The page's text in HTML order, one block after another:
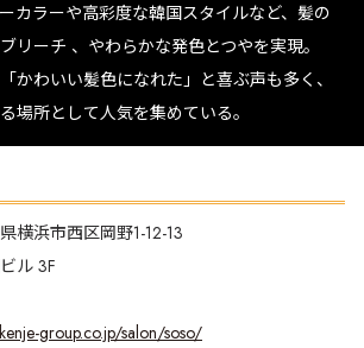
カラーや高彩度な韓国スタイルなど、髪の
リーチ 、やわらかな発色とつやを実現。
かわいい髪色になれた」と喜ぶ声も多く、
場所として人気を集めている。
横浜市西区岡野1-12-13
ル 3F
group.co.jp/salon/soso/